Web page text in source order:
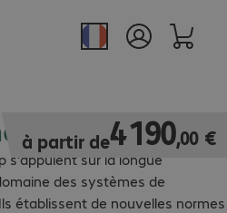
4K UHD laser
s'appuient sur la longue
des systèmes de
établissent de nouvelles normes
à partir de4190,00 €
4 190,00 €